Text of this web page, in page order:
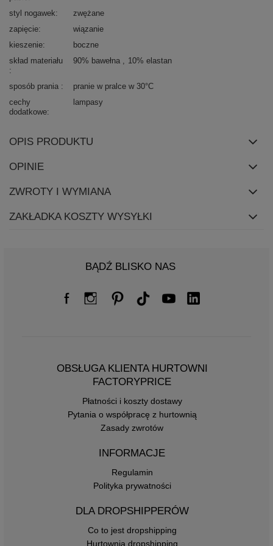
styl nogawek
zwężane
zapięcie
wiązanie
kieszenie
boczne
skład materiału
90% bawełna 10% elastan
sposób prania
pranie w pralce w 30°C
cechy
dodatkowe
lampasy
OPIS PRODUKTU
OPINIE
ZWROTY I WYMIANA
ZAKŁADKA KOSZTY WYSYŁKI
BĄDŹ BLISKO NAS
OBSŁUGA KLIENTA HURTOWNI
FACTORYPRICE
Płatności i koszty dostawy
Pytania o współpracę z hurtownią
Zasady zwrotów
INFORMACJE
Regulamin
Polityka prywatności
DLA DROPSHIPPERÓW
Co to jest dropshipping
Hurtownia dropshipping